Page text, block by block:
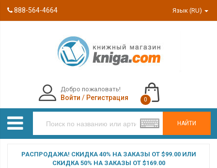
888-564-4664 Язык (RU)
НАЙТИ
Добро пожаловать!
Войти / Регистрация 0
РАСПРОДАЖА! СКИДКА 40% НА ЗАКАЗЫ ОТ $99.00 ИЛИ
СКИДКА 50% НА ЗАКАЗЫ ОТ $169.00